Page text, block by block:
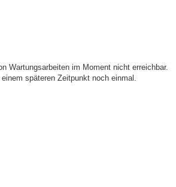
Wartungsarbeiten im Moment nicht erreichbar.
späteren Zeitpunkt noch einmal.